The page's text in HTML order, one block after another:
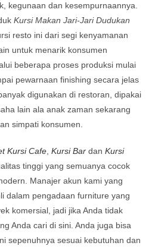
kegunaan dan kesempurnaannya.
Kursi Makan Jari-Jari Dudukan
resto ini dari segi kenyamanan
untuk menarik konsumen
beberapa proses produksi mulai
pewarnaan finishing secara jelas
digunakan di restoran, dipakai
lain ala anak zaman sekarang
simpati konsumen.
Kursi Cafe ,Kursi Bar danKursi
tinggi yang semuanya cocok
Manajer akun kami yang
dalam pengadaan furniture yang
komersial, jadi jika Anda tidak
Anda cari di sini. Anda juga bisa
sepenuhnya sesuai kebutuhan dan